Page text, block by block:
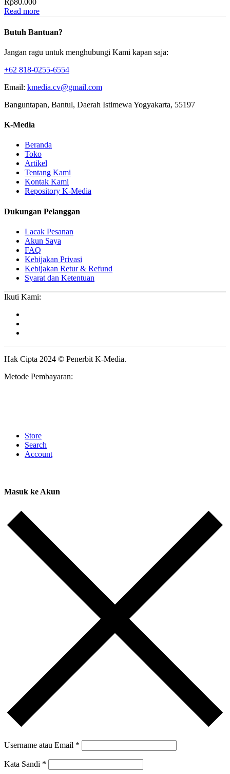
Rp80.000
Read more
Butuh Bantuan?
Jangan ragu untuk menghubungi Kami kapan saja:
+62 818-0255-6554
Email: kmedia.cv@gmail.com
Banguntapan, Bantul, Daerah Istimewa Yogyakarta, 55197
K-Media
Beranda
Toko
Artikel
Tentang Kami
Kontak Kami
Repository K-Media
Dukungan Pelanggan
Lacak Pesanan
Akun Saya
FAQ
Kebijakan Privasi
Kebijakan Retur & Refund
Syarat dan Ketentuan
Ikuti Kami:
Hak Cipta 2024 © Penerbit K-Media.
Metode Pembayaran:
Store
Search
Account
Masuk ke Akun
Username atau Email *
Kata Sandi *